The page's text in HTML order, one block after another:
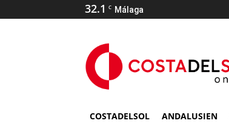
32.1 C Málaga
COSTADELSOL ANDALUSIEN